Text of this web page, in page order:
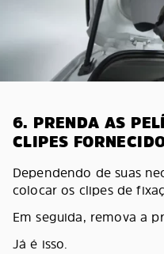
6. PRENDA AS
CLIPES
Dependendo de suas
colocar os clipes de
Em seguida, remova a
Já é isso.